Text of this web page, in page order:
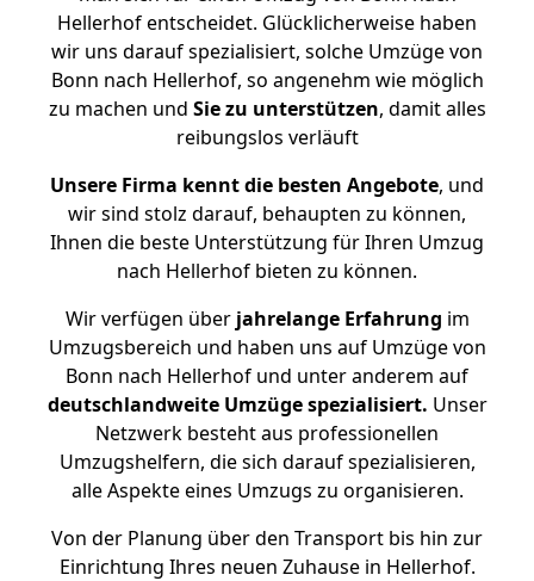
Hellerhof entscheidet. Glücklicherweise haben
wir uns darauf spezialisiert, solche Umzüge von
Bonn nach Hellerhof, so angenehm wie möglich
zu machen und Sie zu unterstützen, damit alles
reibungslos verläuft
Unsere Firma kennt die besten Angebote, und
wir sind stolz darauf, behaupten zu können,
Ihnen die beste Unterstützung für Ihren Umzug
nach Hellerhof bieten zu können.
Wir verfügen überjahrelange Erfahrung im
Umzugsbereich und haben uns auf Umzüge von
Bonn nach Hellerhof und unter anderem auf
deutschlandweite Umzüge spezialisiert. Unser
Netzwerk besteht aus professionellen
Umzugshelfern, die sich darauf spezialisieren,
alle Aspekte eines Umzugs zu organisieren.
Von der Planung über den Transport bis hin zur
Einrichtung Ihres neuen Zuhause in Hellerhof.